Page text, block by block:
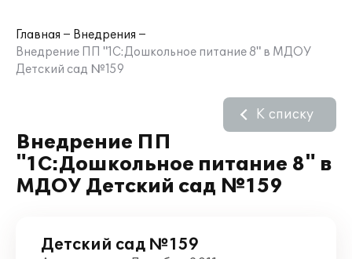
Главная
Внедрения
Внедрение ПП "1С:Дошкольное питание 8" в МДОУ
Детский сад №159
Внедрение ПП
"1С:Дошкольное питание 8" в
МДОУ Детский сад №159
К списку
Детский сад №159